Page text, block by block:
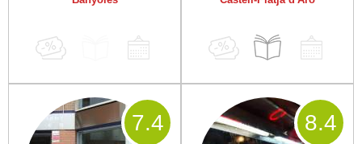
7.4 8.4